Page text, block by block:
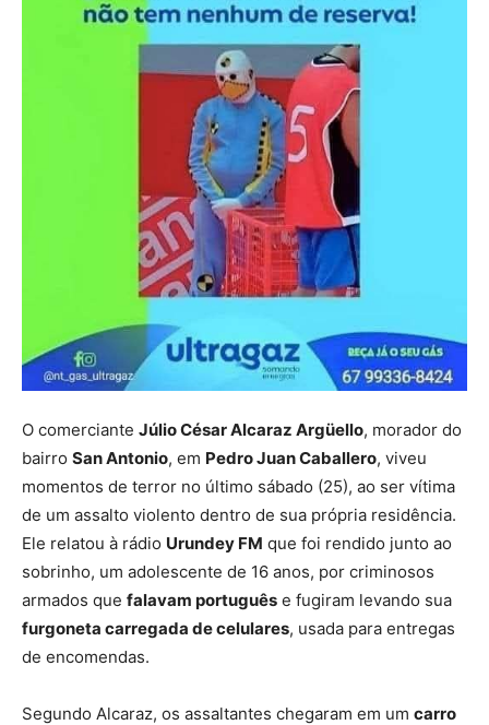
O comerciante Júlio César Alcaraz Argüello, morador do
bairro San Antonio, em Pedro Juan Caballero, viveu
momentos de terror no último sábado (25), ao ser vítima
de um assalto violento dentro de sua própria residência.
Ele relatou à rádio Urundey FM que foi rendido junto ao
sobrinho, um adolescente de 16 anos, por criminosos
armados que falavam português e fugiram levando sua
furgoneta carregada de celulares, usada para entregas
de encomendas.
Segundo Alcaraz, os assaltantes chegaram em um carro